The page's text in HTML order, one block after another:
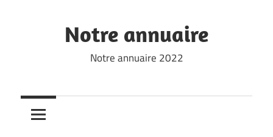
Notre annuaire
Notre annuaire 2022